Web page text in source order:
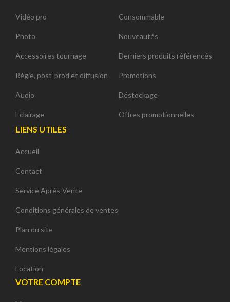
Vidéo pro
Photo
Accessoires tournage
Régie, post-prod et diffusion
Audio
Eclairage
Consommable
Nouveautés
Derniers produits référencés
Promotions
Déstockage
Offres promotionnelles
LIENS UTILES
Accueil
Contact
Service Après-Vente
Conditions générales de ventes
Plan du site
Mentions légales
Location
VOTRE COMPTE